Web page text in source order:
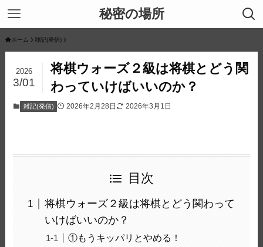
秘密の場所
ホーム 雑記(発信)
将棋ウォーズ２級は将棋とどう関
わっていけばいいのか？
2026
3/01
雑記(発信) 2026年2月28日 2026年3月1日
目次
将棋ウォーズ２級は将棋とどう関わって
いけばいいのか？
①もうキッパリとやめる！